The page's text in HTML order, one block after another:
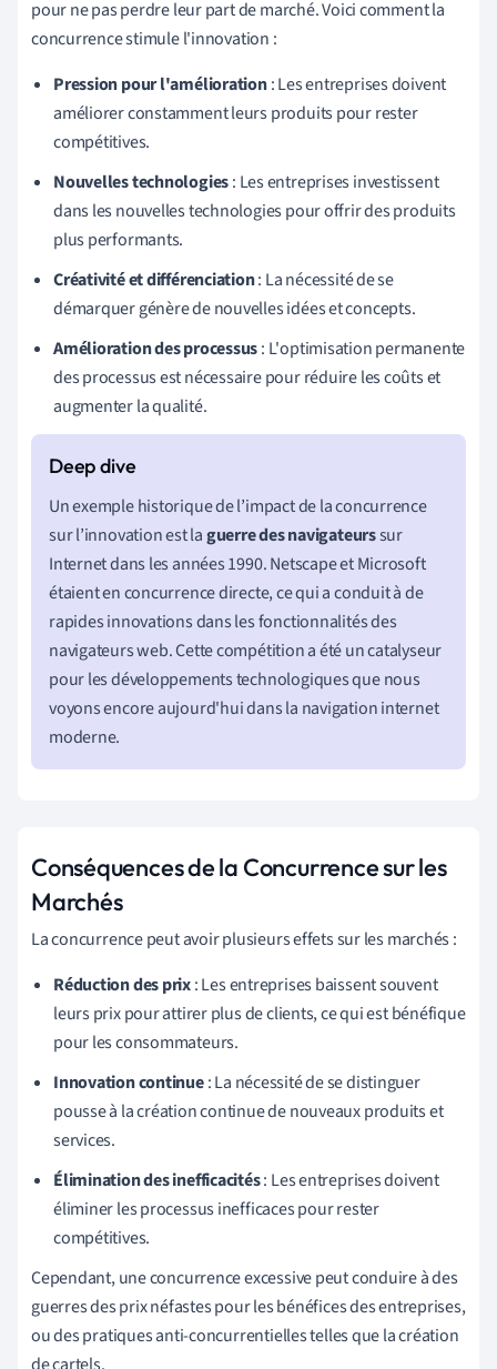
pour ne pas perdre leur part de marché. Voici comment la
concurrence stimule l'innovation :
Pression pour l'amélioration: Les entreprises doivent
améliorer constamment leurs produits pour rester
compétitives.
Nouvelles technologies: Les entreprises investissent
dans les nouvelles technologies pour offrir des produits
plus performants.
Créativité et différenciation: La nécessité de se
démarquer génère de nouvelles idées et concepts.
Amélioration des processus: L'optimisation permanente
des processus est nécessaire pour réduire les coûts et
augmenter la qualité.
Un exemple historique de l’impact de la concurrence
sur l’innovation est laguerre des navigateurssur
Internet dans les années 1990. Netscape et Microsoft
étaient en concurrence directe, ce qui a conduit à de
rapides innovations dans les fonctionnalités des
navigateurs web. Cette compétition a été un catalyseur
pour les développements technologiques que nous
voyons encore aujourd'hui dans la navigation internet
moderne.
Conséquences de la Concurrence sur les
Marchés
La concurrence peut avoir plusieurs effets sur les marchés :
Réduction des prix: Les entreprises baissent souvent
leurs prix pour attirer plus de clients, ce qui est bénéfique
pour les consommateurs.
Innovation continue: La nécessité de se distinguer
pousse à la création continue de nouveaux produits et
services.
Élimination des inefficacités: Les entreprises doivent
éliminer les processus inefficaces pour rester
compétitives.
Cependant, une concurrence excessive peut conduire à des
guerres des prix néfastes pour les bénéfices des entreprises,
ou des pratiques anti-concurrentielles telles que la création
de cartels.